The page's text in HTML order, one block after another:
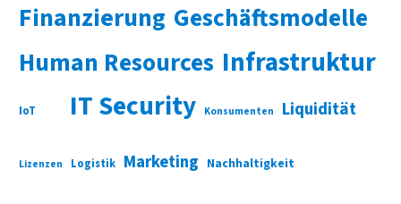
Finanzierung Geschäftsmodelle
Human Resources Infrastruktur
IoT IT Security Konsumenten Liquidität
Lizenzen Logistik Marketing Nachhaltigkeit